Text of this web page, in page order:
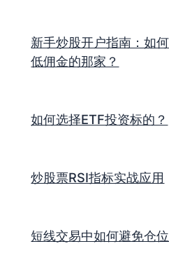
新手炒股开户指南：如
低佣金的那家？
如何选择ETF投资标的？
炒股票RSI指标实战应用
短线交易中如何避免仓